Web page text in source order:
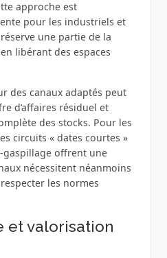
approche est
pour les industriels et
une partie de la
libérant des espaces
des canaux adaptés peut
d’affaires résiduel et
des stocks. Pour les
circuits « dates courtes »
offrent une
nécessitent néanmoins
les normes
et valorisation